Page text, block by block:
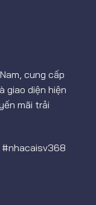
cung cấp
giao diện hiện
mãi trải